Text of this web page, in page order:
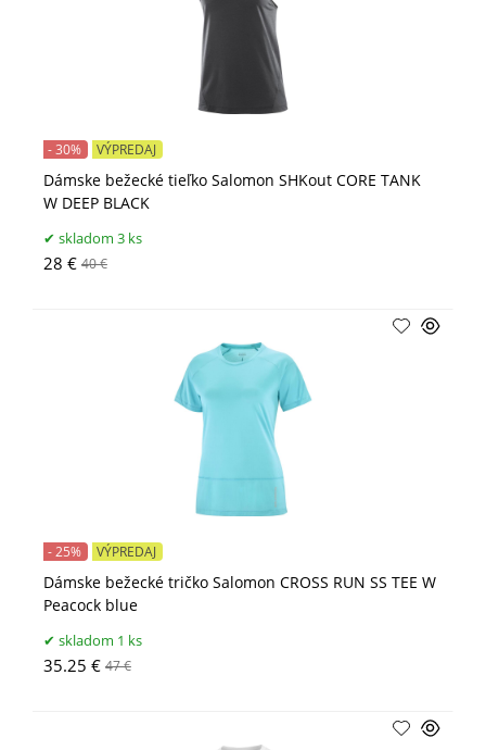
Dámske bežecké tieľko Salomon SHKout CORE TANK
W DEEP BLACK
- 30% VÝPREDAJ
skladom 3 ks
28 € 40 €
Dámske bežecké tričko Salomon CROSS RUN SS TEE W
Peacock blue
- 25% VÝPREDAJ
skladom 1 ks
35.25 € 47 €